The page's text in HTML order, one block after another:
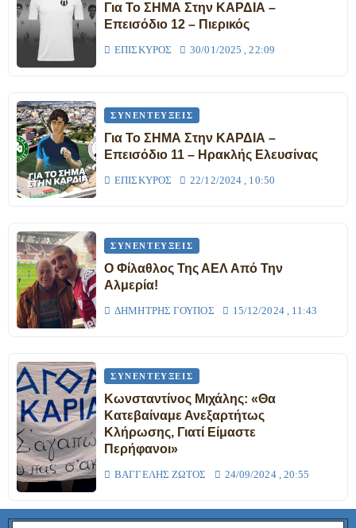
Για Το ΣΗΜΑ Στην ΚΑΡΔΙΑ –
Επεισόδιο 12 – Πιερικός
ΕΠΊΣΚΥΡΟΣ 30/01/2025 , 22:09
ΣΥΝΕΝΤΕΎΞΕΙΣ
Για Το ΣΗΜΑ Στην ΚΑΡΔΙΑ –
Επεισόδιο 11 – Ηρακλής Ελευσίνας
ΕΠΊΣΚΥΡΟΣ 22/12/2024 , 10:50
ΣΥΝΕΝΤΕΎΞΕΙΣ
Ο Φίλαθλος Της ΑΕΛ Από Την
Αλμερία!
ΔΗΜΉΤΡΗΣ ΓΟΎΠΟΣ 15/12/2024 , 11:43
ΣΥΝΕΝΤΕΎΞΕΙΣ
Κωνσταντίνος Μιχάλης: «Θα
Κατεβαίναμε Ανεξαρτήτως
Κλήρωσης, Γιατί Είμαστε
Περήφανοι»
ΒΑΓΓΈΛΗΣ ΖΏΤΟΣ 24/09/2024 , 20:55